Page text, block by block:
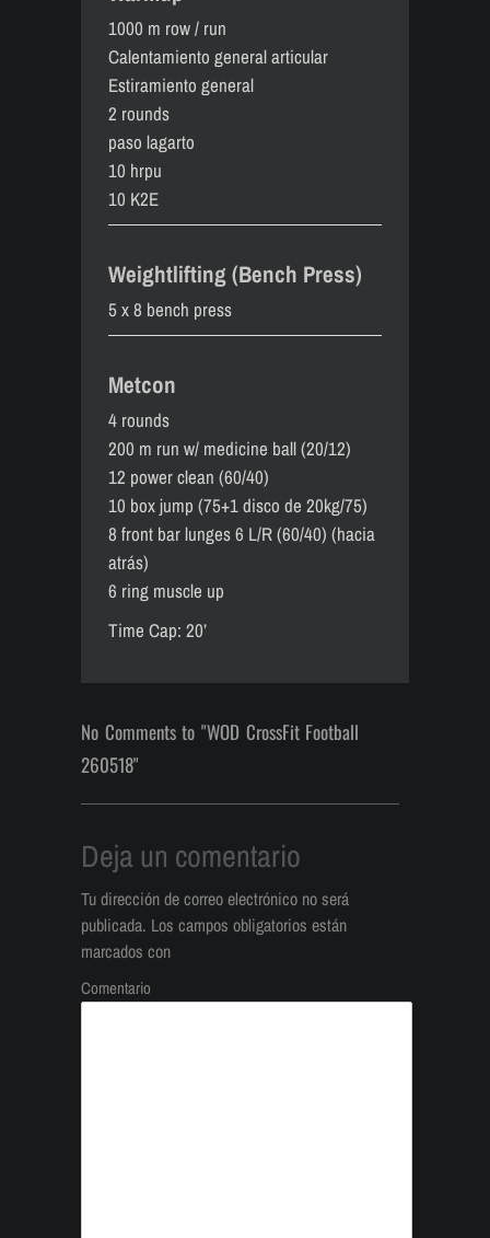
1000 m row / run
Calentamiento general articular
Estiramiento general
2 rounds
paso lagarto
10 hrpu
10 K2E
Weightlifting (Bench Press)
5 x 8 bench press
Metcon
4 rounds
200 m run w/ medicine ball (20/12)
12 power clean (60/40)
10 box jump (75+1 disco de 20kg/75)
8 front bar lunges 6 L/R (60/40) (hacia
atrás)
6 ring muscle up
Time Cap: 20’
No Comments to "WOD CrossFit Football
260518"
Deja un comentario
Tu dirección de correo electrónico no será
publicada. Los campos obligatorios están
marcados con
Comentario